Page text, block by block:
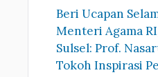
Beri Ucapan
Menteri Agama
Sulsel: Prof.
Tokoh Inspirasi